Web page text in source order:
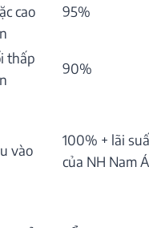
cao
95%
thấp
90%
vào
100% + lãi
của NH Nam